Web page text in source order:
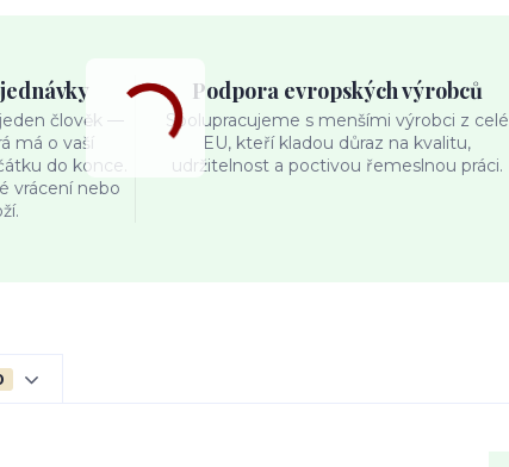
člověk —
má o vaší
do konce.
vrácení nebo
Podpora evropských výrobců
Spolupracujeme s menšími výrobci z celé
EU, kteří kladou důraz na kvalitu,
udržitelnost a poctivou řemeslnou práci.